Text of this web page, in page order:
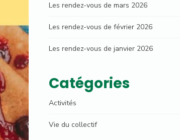
Les rendez-vous de mars 2026
Les rendez-vous de février 2026
Les rendez-vous de janvier 2026
Catégories
Activités
Vie du collectif